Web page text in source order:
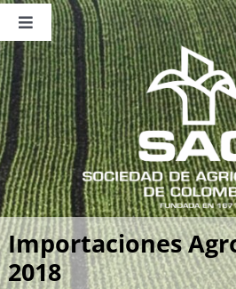
Saltar
contenido
Toggle
Navigation
Nosotros
Publicaciones
Sala de Prensa
Eventos
Importaciones
2018